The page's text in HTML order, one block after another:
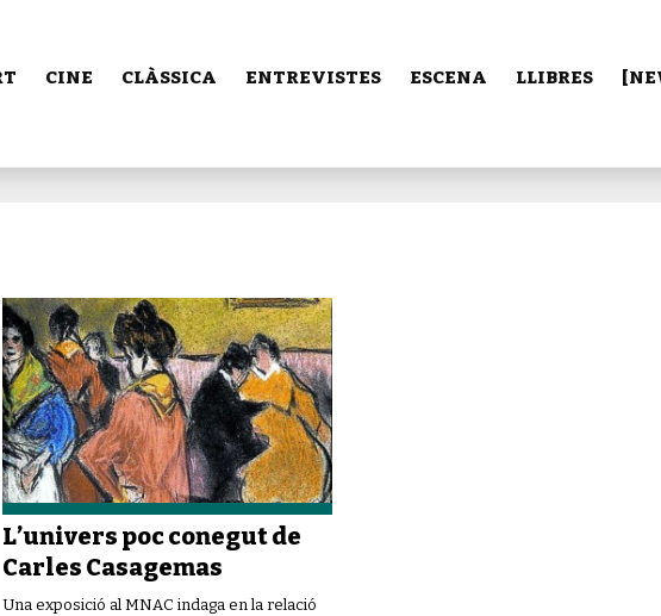
CINE CLÀSSICA ENTREVISTES ESCENA LLIBRES
L’univers poc conegut de
Carles Casagemas
Una exposició al MNAC indaga en la relació